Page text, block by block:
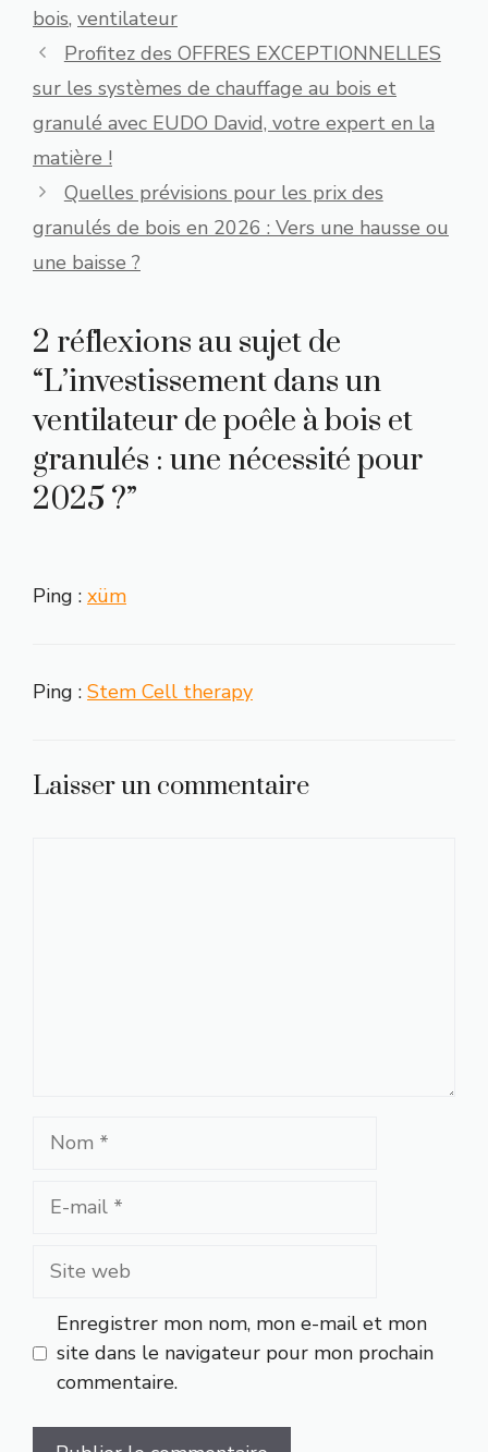
bois, ventilateur
Profitez des OFFRES EXCEPTIONNELLES
sur les systèmes de chauffage au bois et
granulé avec EUDO David, votre expert en la
matière !
Quelles prévisions pour les prix des
granulés de bois en 2026 : Vers une hausse ou
une baisse ?
2 réflexions au sujet de
“L’investissement dans un
ventilateur de poêle à bois et
granulés : une nécessité pour
2025 ?”
Ping : xüm
Ping : Stem Cell therapy
Laisser un commentaire
Nom
Site
Enregistrer mon nom, mon e-mail et mon
site dans le navigateur pour mon prochain
commentaire.